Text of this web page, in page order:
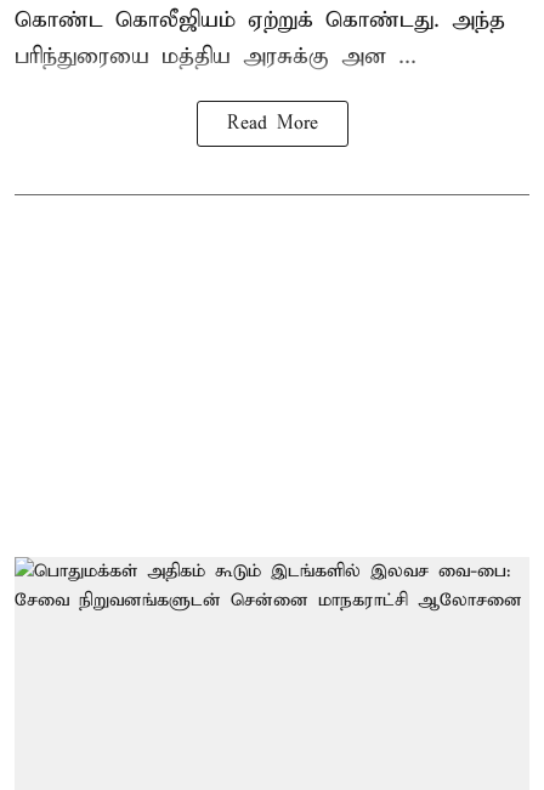
கொண்ட கொலீஜியம் ஏற்றுக் கொண்டது. அந்த
பரிந்துரையை மத்திய அரசுக்கு அன ...
Read More